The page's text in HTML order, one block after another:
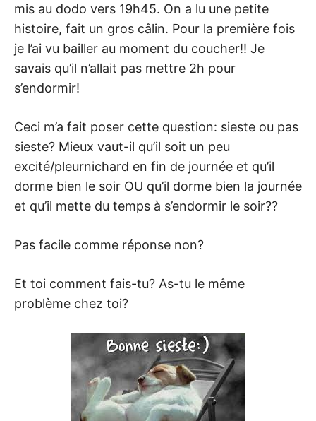
mis au dodo vers 19h45. On a lu une petite
histoire, fait un gros câlin. Pour la première fois
je l’ai vu bailler au moment du coucher!! Je
savais qu’il n’allait pas mettre 2h pour
s’endormir!
Ceci m’a fait poser cette question: sieste ou pas
sieste? Mieux vaut-il qu’il soit un peu
excité/pleurnichard en fin de journée et qu’il
dorme bien le soir OU qu’il dorme bien la journée
et qu’il mette du temps à s’endormir le soir??
Pas facile comme réponse non?
Et toi comment fais-tu? As-tu le même
problème chez toi?